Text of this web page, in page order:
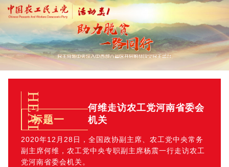
HEADING标题一
何维走访农工党河南省委会
机关
2020年12月28日，全国政协副主席、农工党中央常务
副主席何维，农工党中央专职副主席杨震一行走访农工
党河南省委会机关。